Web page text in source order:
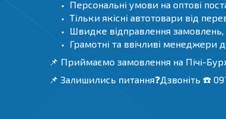
Персональні умови на оптові
Тільки якісні автотовари від
Швидке відправлення замовлень,
Грамотні та ввічливі
📌 Приймаємо замовлення на Пічі-
📌 Залишились питання❓Дзвоніть ☎️